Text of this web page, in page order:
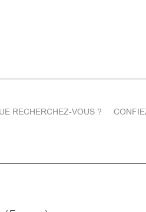
RECHERCHEZ-VOUS ?